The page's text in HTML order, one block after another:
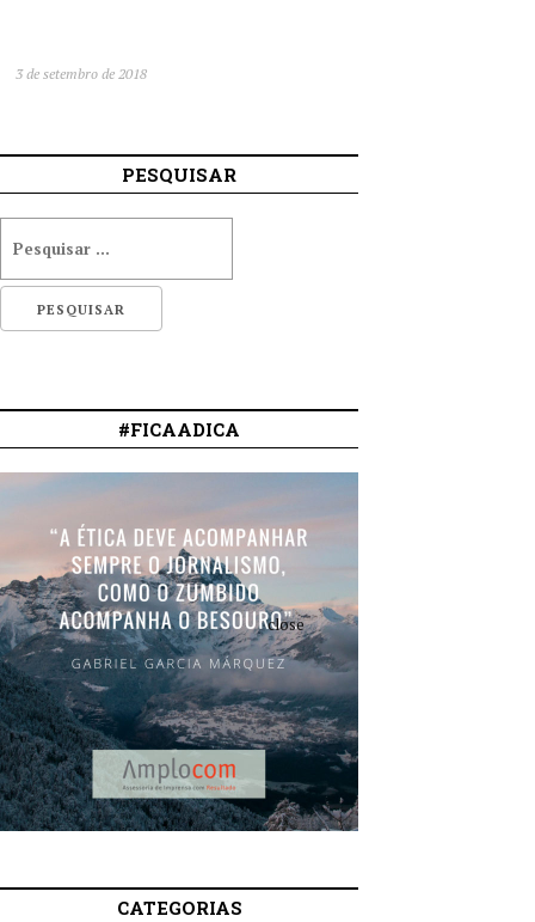
3 de setembro de 2018
PESQUISAR
#FICAADICA
CATEGORIAS
close